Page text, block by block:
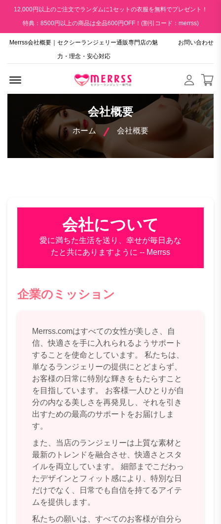
12,000円以上のご注文でランダムに1セットの衣服を無料でプレゼント！
特典：8500円以上の商品は全品600円OFF！(割引コード：merrss)
Merrss会社概要｜セクシーランジェリー通販専門店の魅
力・理念・安心対応
お問い合わせ
会社概要
ホーム 会社概要
会社について
愛に満ちた生活を送り、幸せが毎日あな
たと共にありますように -- Merrss
企業のミッション
Merrss.comはすべての女性が美しさ、自
信、快適さを手に入れられるようサポート
することを使命としています。 私たちは、
単なるランジェリーの提供にとどまらず、
お客様の日常に特別な輝きをもたらすこと
を目指しています。 お客様一人ひとりが自
分の内なる美しさを再発見し、それを引き
出すための最高のサポートをお届けしま
す。
また、当店のランジェリーは上質な素材と
最新のトレンドを融合させ、快適さとスタ
イルを両立しています。 細部までこだわっ
たデザインとフィット感により、特別な日
だけでなく、日常でも自信を持てるアイテ
ムを提供します。
私たちの願いは、すべてのお客様が自分ら